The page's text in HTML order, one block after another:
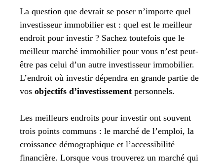
La question que devrait se poser n’importe quel
investisseur immobilier est : quel est le meilleur
endroit pour investir ? Sachez toutefois que le
meilleur marché immobilier pour vous n’est peut-
être pas celui d’un autre investisseur immobilier.
L’endroit où investir dépendra en grande partie de
vos objectifs d’investissement personnels.
Les meilleurs endroits pour investir ont souvent
trois points communs : le marché de l’emploi, la
croissance démographique et l’accessibilité
financière. Lorsque vous trouverez un marché qui